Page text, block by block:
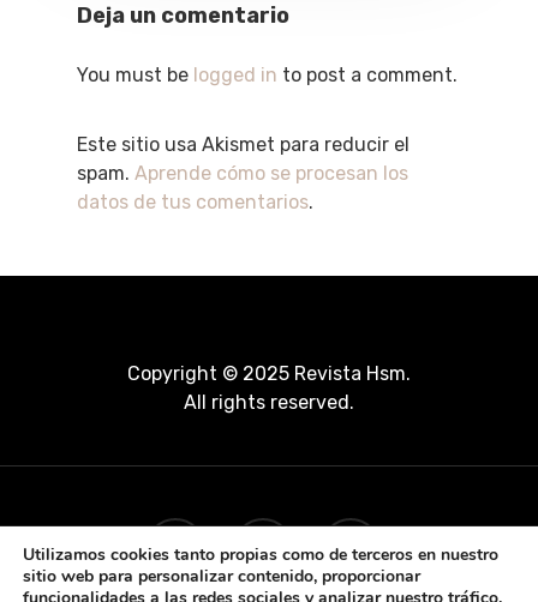
Deja un comentario
You must be logged in to post a comment.
Este sitio usa Akismet para reducir el
spam. Aprende cómo se procesan los
datos de tus comentarios.
Copyright © 2025 Revista Hsm.
All rights reserved.
Utilizamos cookies tanto propias como de terceros en nuestro
sitio web para personalizar contenido, proporcionar